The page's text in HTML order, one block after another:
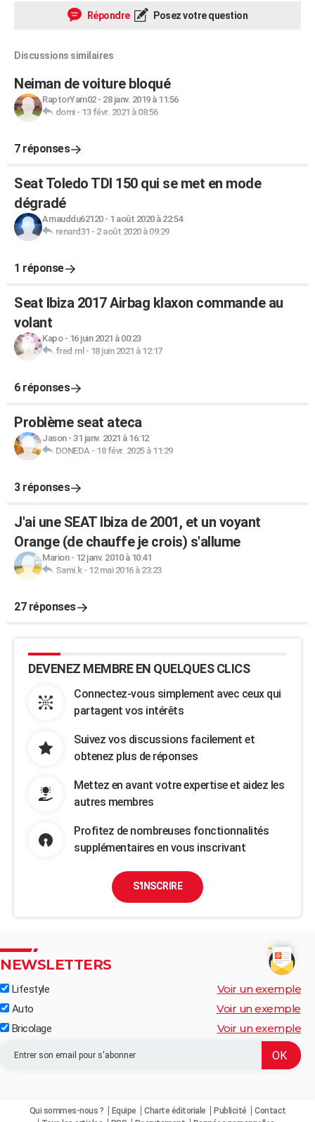
Répondre Posez votre question
Discussions similaires
Neiman de voiture bloqué
RaptorYam02- 28 janv. 2019 à 11:56
domi- 13 févr. 2021 à 08:56
7 réponses
Seat Toledo TDI 150 qui se met en mode
dégradé
Arnauddu62120- 1 août 2020 à 22:54
renard31 - 2 août 2020 à 09:29
1 réponse
Seat Ibiza 2017 Airbag klaxon commande au
volant
Kapo- 16 juin 2021 à 00:23
fred.ml - 18 juin 2021 à 12:17
6 réponses
Problème seat ateca
Jason- 31 janv. 2021 à 16:12
DONEDA- 18 févr. 2025 à 11:29
3 réponses
J'ai une SEAT Ibiza de 2001, et un voyant
Orange (de chauffe je crois) s'allume
Marion- 12 janv. 2010 à 10:41
Sami.k- 12 mai 2016 à 23:23
27 réponses
DEVENEZ MEMBRE EN QUELQUES CLICS
Connectez-vous simplement avec ceux qui
partagent vos intérêts
Suivez vos discussions facilement et
obtenez plus de réponses
Mettez en avant votre expertise et aidez les
autres membres
Profitez de nombreuses fonctionnalités
supplémentaires en vous inscrivant
S'INSCRIRE
NEWSLETTERS
Lifestyle Voir un exemple
Auto Voir un exemple
Bricolage Voir un exemple
Qui sommes-nous ? Equipe Charte éditoriale Publicité
Contact